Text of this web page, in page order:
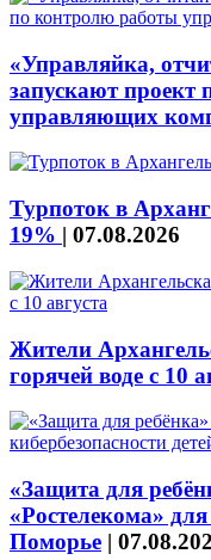
«Управляйка,
запускают
управляющих
Турпоток в
19% | 07.08.2026
Жители
горячей воде с 10
«Защита для
«Ростелекома»
Поморье |